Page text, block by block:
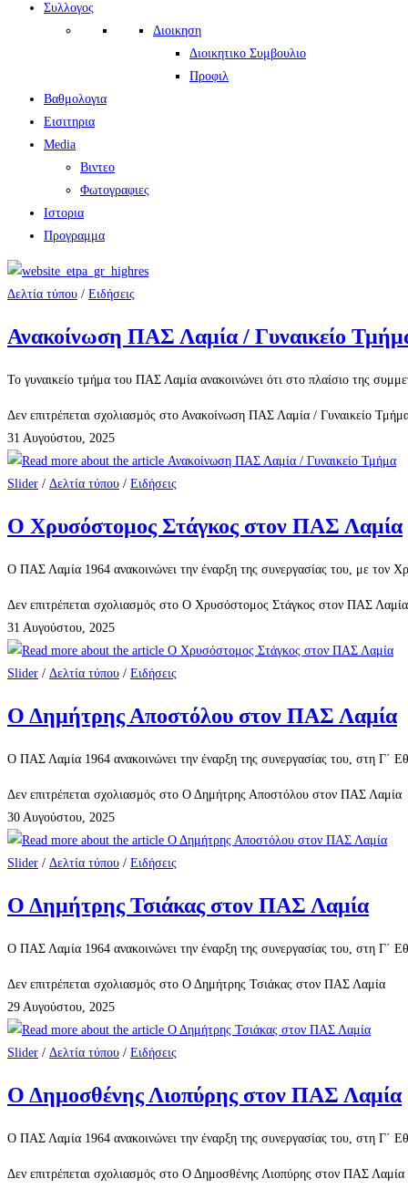
Συλλογος
Διοικηση
Διοικητικο Συμβουλιο
Προφιλ
Βαθμολογια
Εισιτηρια
Media
Βιντεο
Φωτογραφιες
Ιστορια
Πρoγραμμα
Δελτία τύπου / Ειδήσεις
Ανακοίνωση ΠΑΣ Λαμία / Γυναικείο
Το γυναικείο τμήμα του ΠΑΣ Λαμία ανακοινώνει ότι στο πλαίσιο της
Δεν επιτρέπεται σχολιασμός στο Ανακοίνωση ΠΑΣ Λαμία / Γυναικείο
31 Αυγούστου, 2025
Slider / Δελτία τύπου / Ειδήσεις
Ο Χρυσόστομος Στάγκος στον ΠΑΣ Λαμία
Ο ΠΑΣ Λαμία 1964 ανακοινώνει την έναρξη της συνεργασίας του, με τον
Δεν επιτρέπεται σχολιασμός στο Ο Χρυσόστομος Στάγκος στον ΠΑΣ Λαμία
31 Αυγούστου, 2025
Slider / Δελτία τύπου / Ειδήσεις
Ο Δημήτρης Αποστόλου στον ΠΑΣ Λαμία
Ο ΠΑΣ Λαμία 1964 ανακοινώνει την έναρξη της συνεργασίας του, στη Γ΄
Δεν επιτρέπεται σχολιασμός στο Ο Δημήτρης Αποστόλου στον ΠΑΣ Λαμία
30 Αυγούστου, 2025
Slider / Δελτία τύπου / Ειδήσεις
Ο Δημήτρης Τσιάκας στον ΠΑΣ Λαμία
Ο ΠΑΣ Λαμία 1964 ανακοινώνει την έναρξη της συνεργασίας του, στη Γ΄
Δεν επιτρέπεται σχολιασμός στο Ο Δημήτρης Τσιάκας στον ΠΑΣ Λαμία
29 Αυγούστου, 2025
Slider / Δελτία τύπου / Ειδήσεις
Ο Δημοσθένης Λιοπύρης στον ΠΑΣ Λαμία
Ο ΠΑΣ Λαμία 1964 ανακοινώνει την έναρξη της συνεργασίας του, στη Γ΄
Δεν επιτρέπεται σχολιασμός στο Ο Δημοσθένης Λιοπύρης στον ΠΑΣ Λαμία